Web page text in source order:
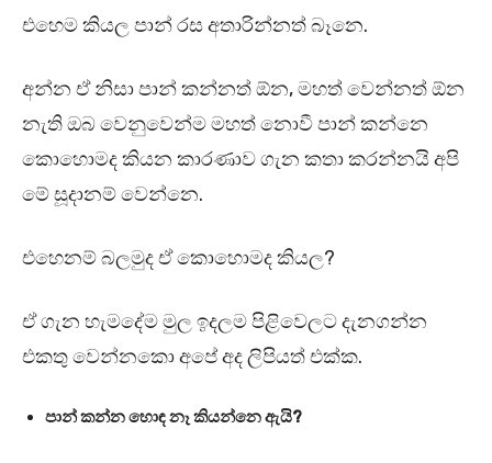
එහෙම කියල පාන් රස අතාරින්නත් බෑනෙ.
අන්න ඒ නිසා පාන් කන්නත් ඕන, මහත් වෙන්නත් ඕන
නැති ඔබ වෙනුවෙන්ම මහත් නොවී පාන් කන්නෙ
කොහොමද කියන කාරණාව ගැන කතා කරන්නයි අපි
මේ සූදානම් වෙන්නෙ.
එහෙනම් බලමුද ඒ කොහොමද කියල?
ඒ ගැන හැමදේම මුල ඉදලම පිළිවෙලට දැනගන්න
එකතු වෙන්නකො අපේ අද ලිපියත් එක්ක.
පාන් කන්න හොඳ නෑ කියන්නෙ ඇයි?